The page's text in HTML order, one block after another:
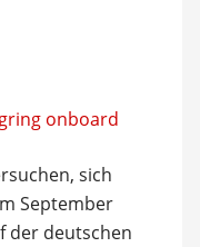
sich
September
der deutschen